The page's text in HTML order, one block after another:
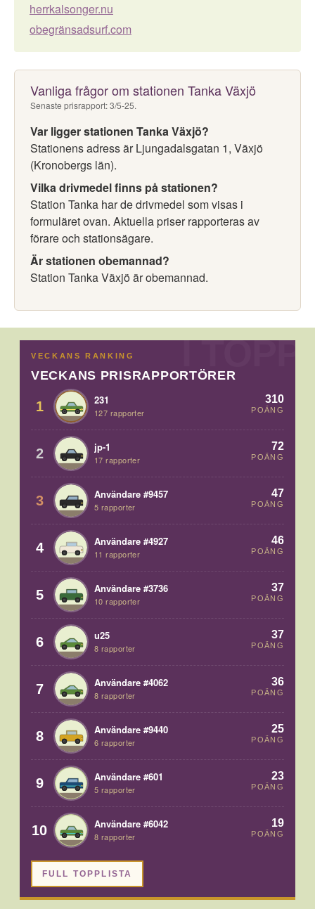
herrkalsonger.nu
obegränsadsurf.com
Vanliga frågor om stationen Tanka Växjö
Senaste prisrapport: 3/5-25.
Var ligger stationen Tanka Växjö?
Stationens adress är Ljungadalsgatan 1, Växjö
(Kronobergs län).
Vilka drivmedel finns på stationen?
Station Tanka har de drivmedel som visas i
formuläret ovan. Aktuella priser rapporteras av
förare och stationsägare.
Är stationen obemannad?
Station Tanka Växjö är obemannad.
VECKANS RANKING
VECKANS PRISRAPPORTÖRER
1 231
127 rapporter
310
POÄNG
2 jp-1
17 rapporter
72
POÄNG
3 Användare #9457
5 rapporter
47
POÄNG
4 Användare #4927
11 rapporter
46
POÄNG
5 Användare #3736
10 rapporter
37
POÄNG
6 u25
8 rapporter
37
POÄNG
7 Användare #4062
8 rapporter
36
POÄNG
8 Användare #9440
6 rapporter
25
POÄNG
9 Användare #601
5 rapporter
23
POÄNG
10 Användare #6042
8 rapporter
19
POÄNG
FULL TOPPLISTA